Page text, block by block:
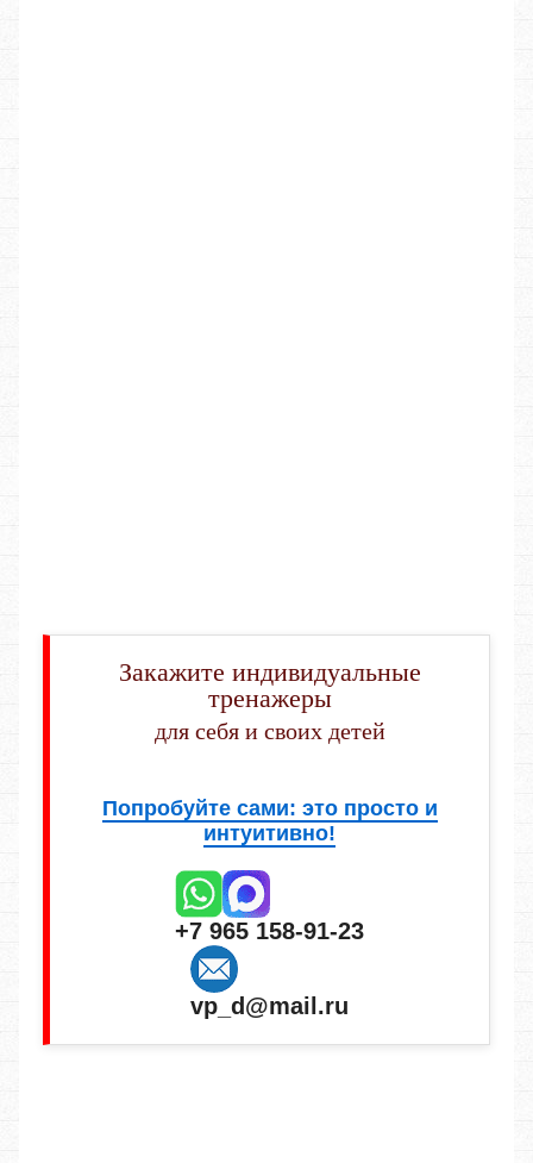
Закажите индивидуальные
тренажеры
для себя и своих детей
Попробуйте сами: это просто и
интуитивно!
+7 965 158-91-23
vp_d@mail.ru